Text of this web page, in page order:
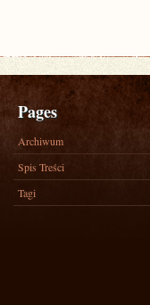
Pages
Archiwum
Spis Treści
Tagi